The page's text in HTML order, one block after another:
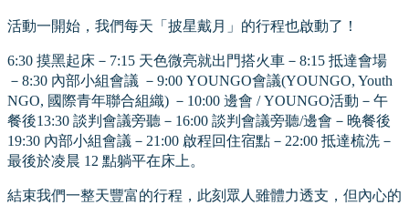
活動一開始，我們每天「披星戴月」的行程也啟動了！
6:30 摸黑起床－7:15 天色微亮就出門搭火車－8:15 抵達會場
－8:30 內部小組會議 －9:00 YOUNGO會議(YOUNGO, Youth
NGO, 國際青年聯合組織) －10:00 邊會 / YOUNGO活動－午
餐後13:30 談判會議旁聽－16:00 談判會議旁聽/邊會－晚餐後
19:30 內部小組會議－21:00 啟程回住宿點－22:00 抵達梳洗－
最後於凌晨 12 點躺平在床上。
結束我們一整天豐富的行程，此刻眾人雖體力透支，但內心的